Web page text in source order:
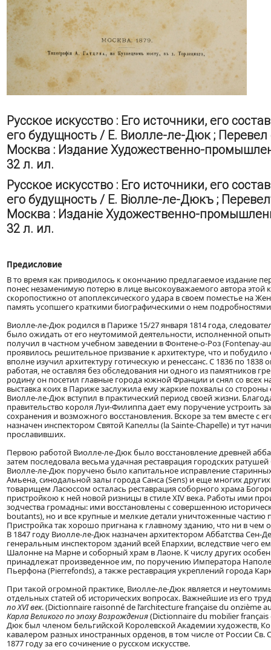
Русское искусство : Его источники, его
его будущность / Е. Виолле-ле-Дюк ;
Москва : Издание Художественно-
32 л. ил.
Русское искусство : Его источники, его
его будущность / Е. Віолле-ле-Дюкъ ;
Москва : Изданіе Художественно-
32 л. ил.
Предисловие
В то время как приводилось к окончанию предлагаемое издание
понес незаменимую потерю в лице высокоуважаемого автора этой
скоропостижно от апоплексического удара в своем поместье на
память усопшего краткими биографическими о нем
Виолле-ле-Дюк родился в Париже 15/27 января 1814 года,
было ожидать от его неутомимой деятельности, исполненной
получил в частном учебном заведении в Фонтене-о-Роз (Fontenay-
проявилось решительное призвание к архитектуре, что и
вполне изучил архитектуру готическую и ренессанс. С 1836 по
работая, не оставляя без обследования ни одного из памятников
родину он посетил главные города южной Франции и снял со всех
выставка коих в Париже заслужила ему жаркие похвалы со стороны
Виолле-ле-Дюк вступил в практический период своей жизни.
правительство короля Луи-Филиппа дает ему поручение устроить
сохранения и возможного восстановления. Вскоре за тем вместе с
назначен инспектором Святой Капеллы (la Sainte-Chapelle) и тут
прославивших.
Первою работой Виолле-ле-Дюк было восстановление древней
затем последовала весьма удачная реставрация городских
Виолле-ле-Дюк поручено было капитальное исправление
Амьена, синодальной залы города Санса (Sens) и еще многих
товарищем Ласюссом осталась реставрация соборного храма
пристройкою к ней новой ризницы в стиле XIV века. Работы ими
зодчества громадны: ими восстановлены с совершенною
boutants), но и все крупные и мелкие детали уничтоженные
Пристройка так хорошо пригнана к главному зданию, что ни в чем
В 1847 году Виолле-ле-Дюк назначен архитектором Аббатства Сен-
генеральным инспектором зданий всей Епархии, вследствие чего
Шалонне на Марне и соборный храм в Лаоне. К числу других
принадлежат произведенное им, по поручению Императора
Пьерфона (Pierrefonds), а также реставрация укреплений города
При такой огромной практике, Виолле-ле-Дюк является и
отдельных статей об исторических вопросах. Важнейшие из его
по XVI век. (Dictionnaire raisonné de l’architecture française du onzième
Карла Великого по эпоху Возрождения(Dictionnaire du mobilier français
Дюк был членом бельгийской Королевской Академии художеств,
кавалером разных иностранных орденов, в том числе от России Св.
1877 году за его сочинение о русском искусстве.